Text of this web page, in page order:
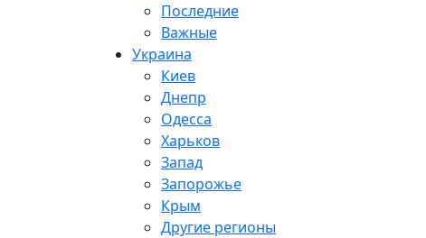
Последние
Важные
Украина
Киев
Днепр
Одесса
Харьков
Запад
Запорожье
Крым
Другие регионы